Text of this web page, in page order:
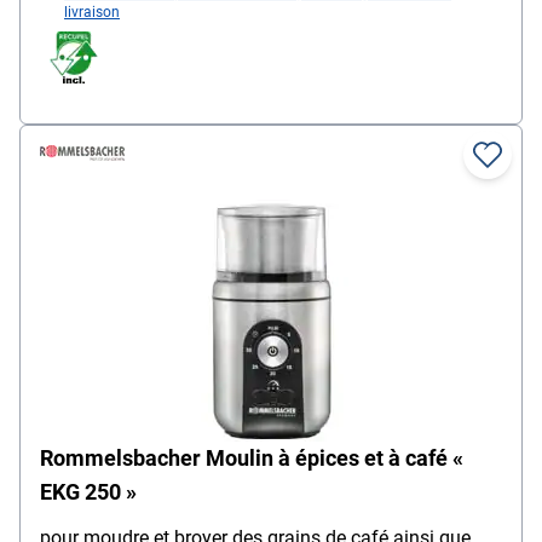
livraison
Rommelsbacher Moulin à épices et à café «
EKG 250 »
pour moudre et broyer des grains de café ainsi que